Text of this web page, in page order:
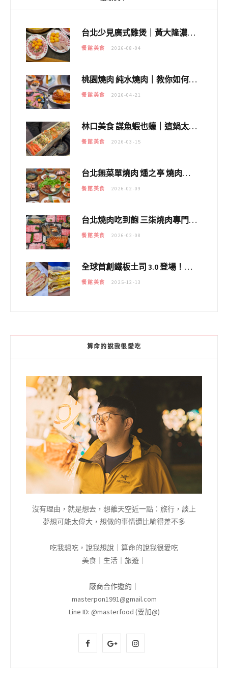
台北少見廣式雞煲｜黃大隆濃郁煲湯：經典提燈與溫體雞肉，熬夜修仙不如來喝湯！
餐館美食 2026-08-04
桃園燒肉 純水燒肉｜教你如何優惠吃日本A5和牛各種部位，私房菜誠意吃好吃滿
餐館美食 2026-04-21
林口美食 謀魚蝦也蠔｜這鍋太狂！「蟹老闆派對鍋」10多種海鮮浮誇上桌，壽星再送生食摩天輪！
餐館美食 2026-03-15
台北無菜單燒肉 燔之亭 燒肉場｜延吉街的 $980個人無菜單「雞」料理～
餐館美食 2026-02-09
台北燒肉吃到飽 三柒燒肉專門店｜日本A5和牛×龍蝦蟹腳雙拼，海陸霸氣開吃！
餐館美食 2026-02-08
全球首創鐵板土司 3.0 登場！扶旺號的全新高度 ｜漢堡換成鐵板土司，把台式靈魂塞得滿滿的！！
餐館美食 2025-12-13
算命的說我很愛吃
沒有理由，就是想去，想離天空近一點：旅行，談上
夢想可能太偉大，想做的事情還比喻得差不多
吃我想吃，說我想說｜算命的說我很愛吃
美食｜生活｜旅遊｜
廠商合作邀約｜
masterpon1991@gmail.com
Line ID: @masterfood (要加@)
F
G
I